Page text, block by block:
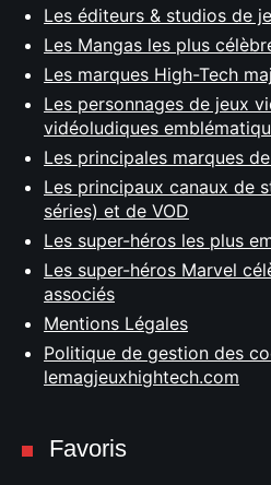
Les éditeurs & studios de
Les Mangas les plus
Les marques High-Tech
Les personnages de jeux
vidéoludiques
Les principales marques
Les principaux canaux de
séries) et de VOD
Les super-héros les plus
Les super-héros Marvel
associés
Mentions Légales
Politique de gestion des
lemagjeuxhightech.com
Favoris